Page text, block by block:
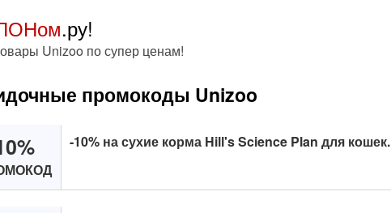
.ру!
Unizoo по супер ценам!
промокоды Unizoo
-10% на сухие корма Hill's Science Plan для кошек.